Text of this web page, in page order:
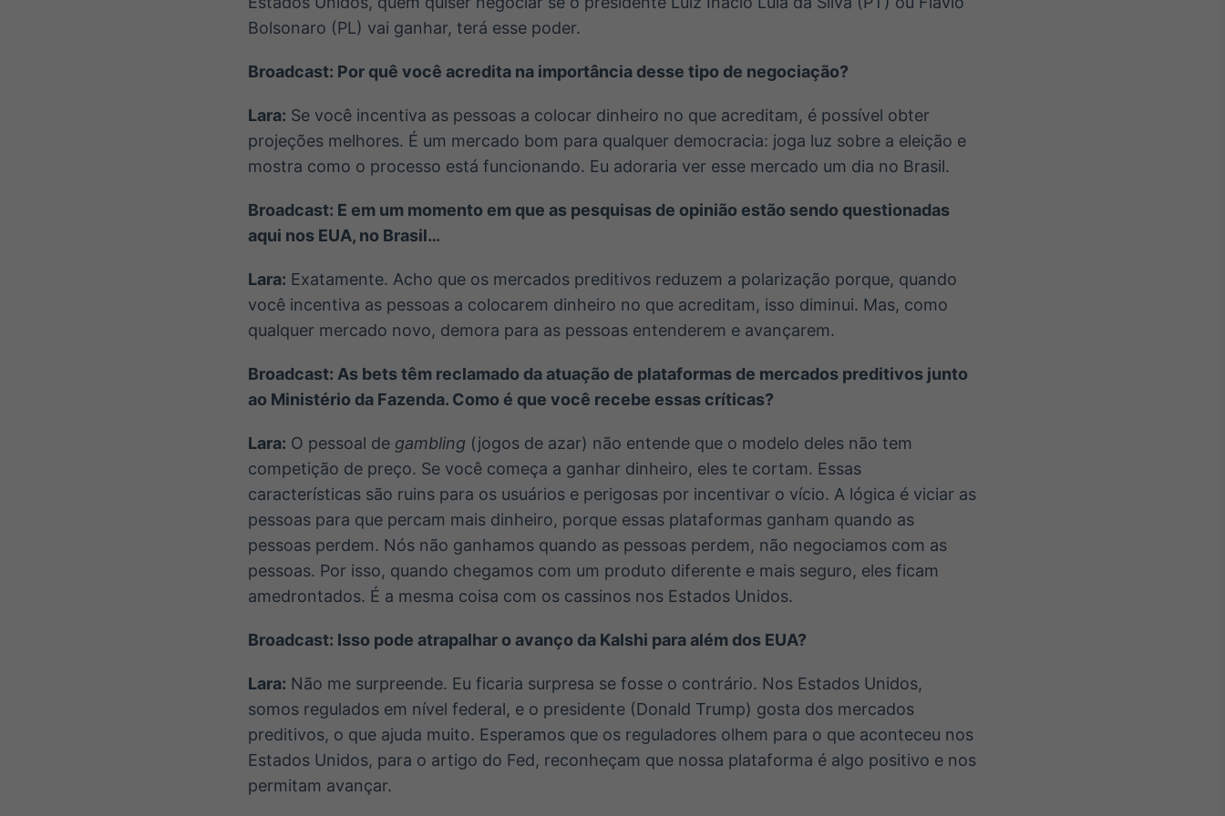
Bolsonaro (PL) vai ganhar, terá esse poder.
Broadcast: Por quê você acredita na importância desse tipo de negociação?
Lara: Se você incentiva as pessoas a colocar dinheiro no que acreditam, é possível obter
projeções melhores. É um mercado bom para qualquer democracia: joga luz sobre a eleição e
mostra como o processo está funcionando. Eu adoraria ver esse mercado um dia no Brasil.
Broadcast: E em um momento em que as pesquisas de opinião estão sendo questionadas
aqui nos EUA, no Brasil…
Lara: Exatamente. Acho que os mercados preditivos reduzem a polarização porque, quando
você incentiva as pessoas a colocarem dinheiro no que acreditam, isso diminui. Mas, como
qualquer mercado novo, demora para as pessoas entenderem e avançarem.
Broadcast: As bets têm reclamado da atuação de plataformas de mercados preditivos junto
ao Ministério da Fazenda. Como é que você recebe essas críticas?
Lara: O pessoal de gambling (jogos de azar) não entende que o modelo deles não tem
competição de preço. Se você começa a ganhar dinheiro, eles te cortam. Essas
características são ruins para os usuários e perigosas por incentivar o vício. A lógica é viciar as
pessoas para que percam mais dinheiro, porque essas plataformas ganham quando as
pessoas perdem. Nós não ganhamos quando as pessoas perdem, não negociamos com as
pessoas. Por isso, quando chegamos com um produto diferente e mais seguro, eles ficam
amedrontados. É a mesma coisa com os cassinos nos Estados Unidos.
Broadcast: Isso pode atrapalhar o avanço da Kalshi para além dos EUA?
Lara: Não me surpreende. Eu ficaria surpresa se fosse o contrário. Nos Estados Unidos,
somos regulados em nível federal, e o presidente (Donald Trump) gosta dos mercados
preditivos, o que ajuda muito. Esperamos que os reguladores olhem para o que aconteceu nos
Estados Unidos, para o artigo do Fed, reconheçam que nossa plataforma é algo positivo e nos
permitam avançar.